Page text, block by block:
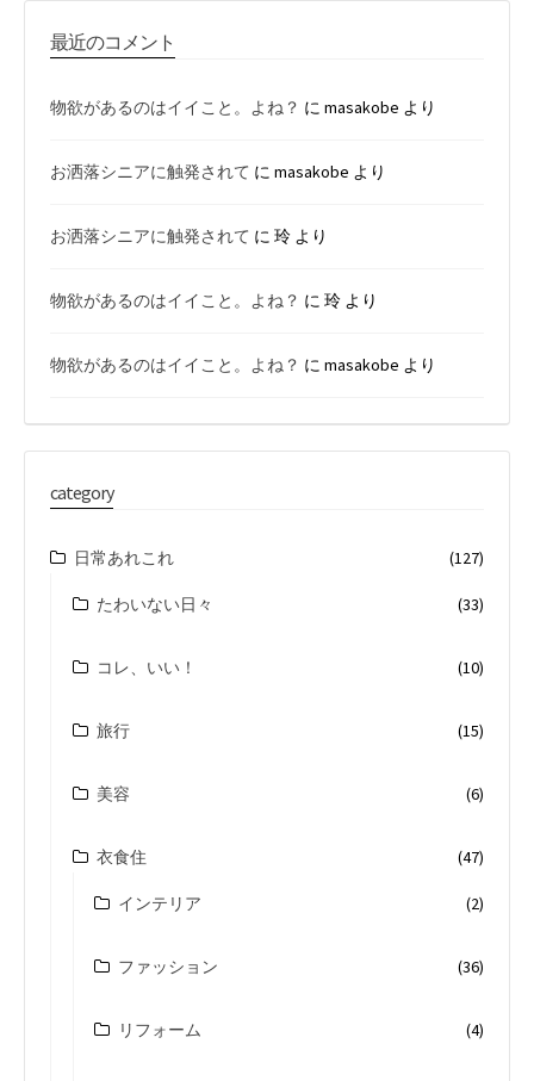
最近のコメント
物欲があるのはイイこと。よね？ に masakobe より
お洒落シニアに触発されて に masakobe より
お洒落シニアに触発されて に 玲 より
物欲があるのはイイこと。よね？ に 玲 より
物欲があるのはイイこと。よね？ に masakobe より
category
日常あれこれ (127)
たわいない日々 (33)
コレ、いい！ (10)
旅行 (15)
美容 (6)
衣食住 (47)
インテリア (2)
ファッション (36)
リフォーム (4)